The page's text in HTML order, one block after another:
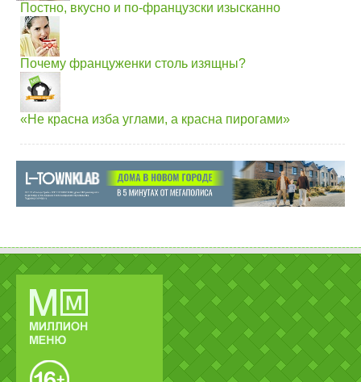
Постно, вкусно и по-французски изысканно
Почему француженки столь изящны?
«Не красна изба углами, а красна пирогами»